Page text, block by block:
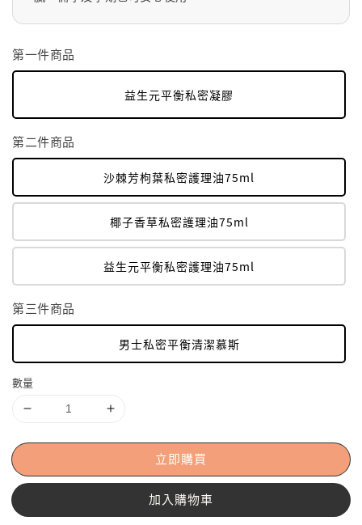
第一件商品
益生元平衡私密凝膠
第二件商品
沙棘芳枸葉私密護理油75ml
椰子香草私密護理油75ml
益生元平衡私密護理油75ml
第三件商品
男士私密平衡清潔慕斯
數量
立即購買
加入購物車